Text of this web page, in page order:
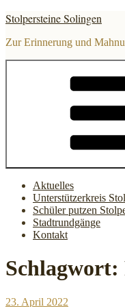
Zum
Inhalt
springen
Stolpersteine Solingen
Zur Erinnerung und
Aktuelles
Unterstützerkreis
Schüler putzen
Stadtrundgänge
Kontakt
Schlagwort:
Veröffentlicht
23. April 2022